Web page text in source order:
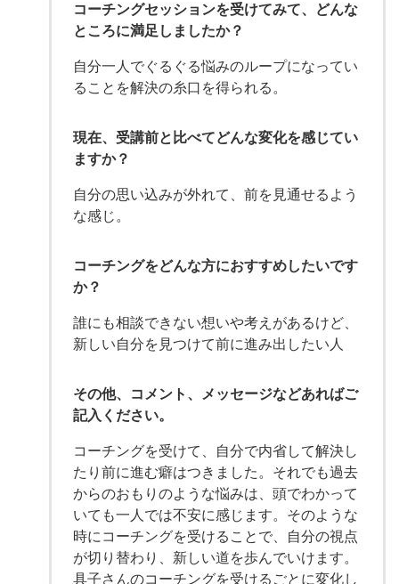
コーチングセッションを受けてみて、どんな
ところに満足しましたか？
自分一人でぐるぐる悩みのループになってい
ることを解決の糸口を得られる。
現在、受講前と比べてどんな変化を感じてい
ますか？
自分の思い込みが外れて、前を見通せるよう
な感じ。
コーチングをどんな方におすすめしたいです
か？
誰にも相談できない想いや考えがあるけど、
新しい自分を見つけて前に進み出したい人
その他、コメント、メッセージなどあればご
記入ください。
コーチングを受けて、自分で内省して解決し
たり前に進む癖はつきました。それでも過去
からのおもりのような悩みは、頭でわかって
いても一人では不安に感じます。そのような
時にコーチングを受けることで、自分の視点
が切り替わり、新しい道を歩んでいけます。
具子さんのコーチングを受けるごとに変化し